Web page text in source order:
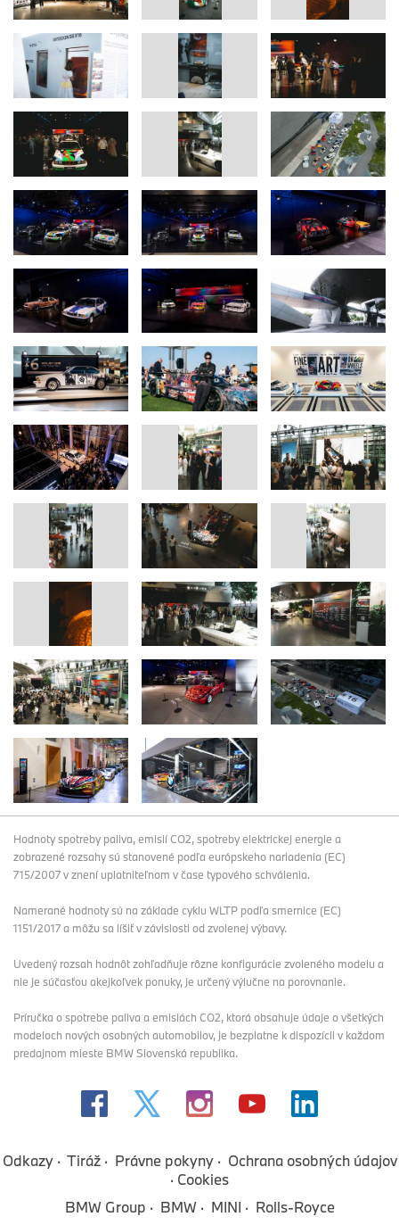
Hodnoty spotreby paliva, emisií CO2, spotreby elektrickej energie a
zobrazené rozsahy sú stanovené podľa európskeho nariadenia (EC)
715/2007 v znení uplatniteľnom v čase typového schválenia.
Namerané hodnoty sú na základe cyklu WLTP podľa smernice (EC)
1151/2017 a môžu sa líšiť v závislosti od zvolenej výbavy.
Uvedený rozsah hodnôt zohľadňuje rôzne konfigurácie zvoleného modelu a
nie je súčasťou akejkoľvek ponuky, je určený výlučne na porovnanie.
Príručka o spotrebe paliva a emisiách CO2, ktorá obsahuje údaje o všetkých
modeloch nových osobných automobilov, je bezplatne k dispozícii v každom
predajnom mieste BMW Slovenská republika.
Odkazy Tiráž Právne pokyny
Ochrana osobných údajov
Cookies
BMW Group
BMW MINI Rolls-Royce